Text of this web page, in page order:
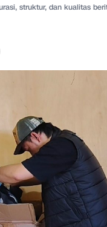
struktur, dan kualitas